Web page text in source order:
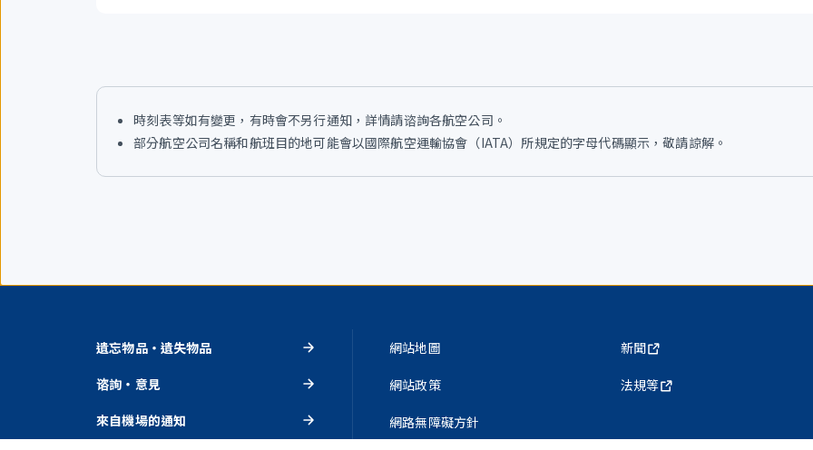
時刻表等如有變更，有時會不另行通知，詳情請谘詢各航空公司。
部分航空公司名稱和航班目的地可能會以國際航空運輸協會（IATA）所規定的字母代碼顯示，敬請諒解。
遺忘物品・遺失物品
谘詢・意見
來自機場的通知
網站地圖
網站政策
網路無障礙方針
新聞
法規等